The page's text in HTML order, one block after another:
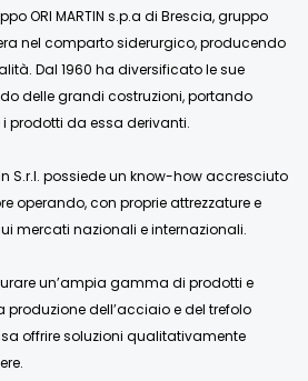
ORI MARTIN s.p.a di Brescia, gruppo
nel comparto siderurgico, producendo
Dal 1960 ha diversificato le sue
delle grandi costruzioni, portando
i prodotti da essa derivanti.
S.r.l. possiede un know-how accresciuto
operando, con proprie attrezzature e
mercati nazionali e internazionali.
un’ampia gamma di prodotti e
produzione dell’acciaio e del trefolo
offrire soluzioni qualitativamente